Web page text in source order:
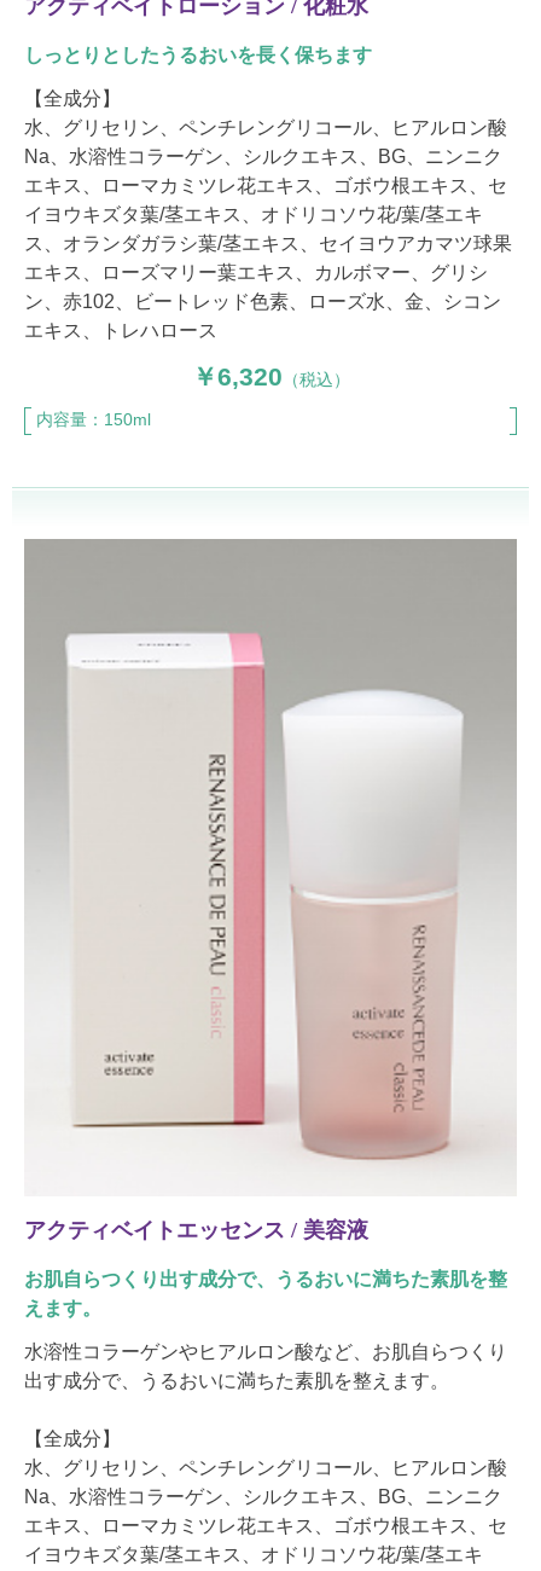
アクティベイトローション / 化粧水
しっとりとしたうるおいを長く保ちます
【全成分】
水、グリセリン、ペンチレングリコール、ヒアルロン酸
Na、水溶性コラーゲン、シルクエキス、BG、ニンニク
エキス、ローマカミツレ花エキス、ゴボウ根エキス、セ
イヨウキズタ葉/茎エキス、オドリコソウ花/葉/茎エキ
ス、オランダガラシ葉/茎エキス、セイヨウアカマツ球果
エキス、ローズマリー葉エキス、カルボマー、グリシ
ン、赤102、ビートレッド色素、ローズ水、金、シコン
エキス、トレハロース
6,320 （税込）
内容量：150ml
アクティベイトエッセンス / 美容液
お肌自らつくり出す成分で、うるおいに満ちた素肌を整
えます。
水溶性コラーゲンやヒアルロン酸など、お肌自らつくり
出す成分で、うるおいに満ちた素肌を整えます。
【全成分】
水、グリセリン、ペンチレングリコール、ヒアルロン酸
Na、水溶性コラーゲン、シルクエキス、BG、ニンニク
エキス、ローマカミツレ花エキス、ゴボウ根エキス、セ
イヨウキズタ葉/茎エキス、オドリコソウ花/葉/茎エキ